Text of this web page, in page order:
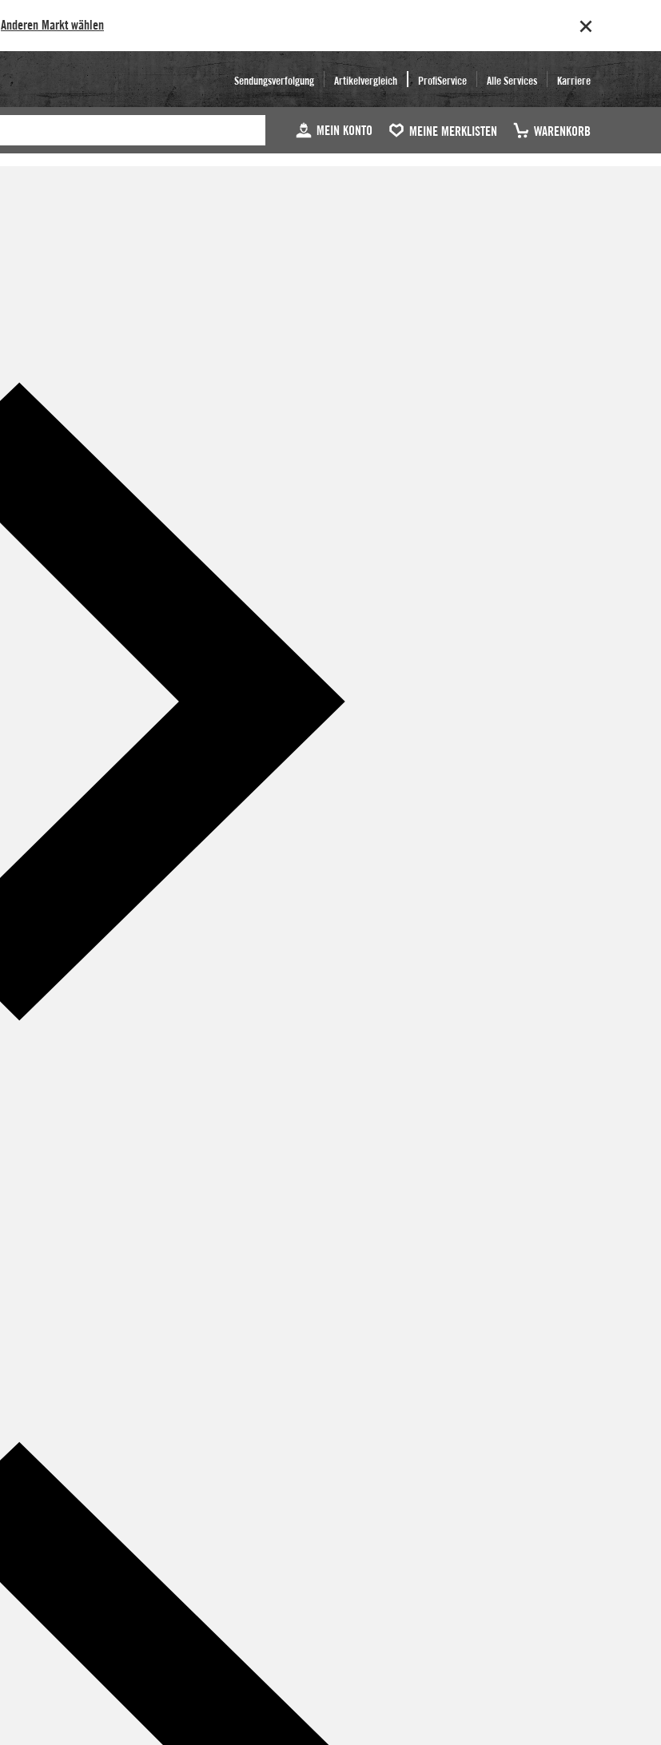
Anderen Markt wählen
Sendungsverfolgung Artikelvergleich ProfiService Alle Services Karriere
MEIN KONTO MEINE MERKLISTEN WARENKORB